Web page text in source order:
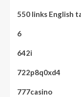
550 links English
6
642i
722p8q0xd4
777casino